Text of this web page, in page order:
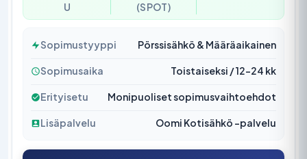
U
(SPOT)
Sopimustyyppi Pörssisähkö & Määräaikainen
Sopimusaika Toistaiseksi / 12–24 kk
Erityisetu Monipuoliset sopimusvaihtoehdot
Lisäpalvelu Oomi Kotisähkö -palvelu